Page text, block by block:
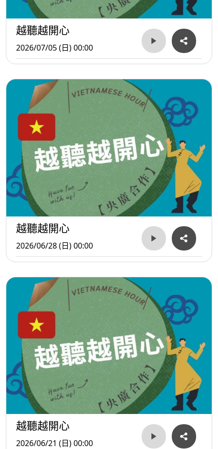
越聽越開心
2026/07/05 (日) 00:00
越聽越開心
2026/06/28 (日) 00:00
越聽越開心
2026/06/21 (日) 00:00